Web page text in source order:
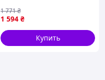
1 594 ₴
1 771₴
Купить